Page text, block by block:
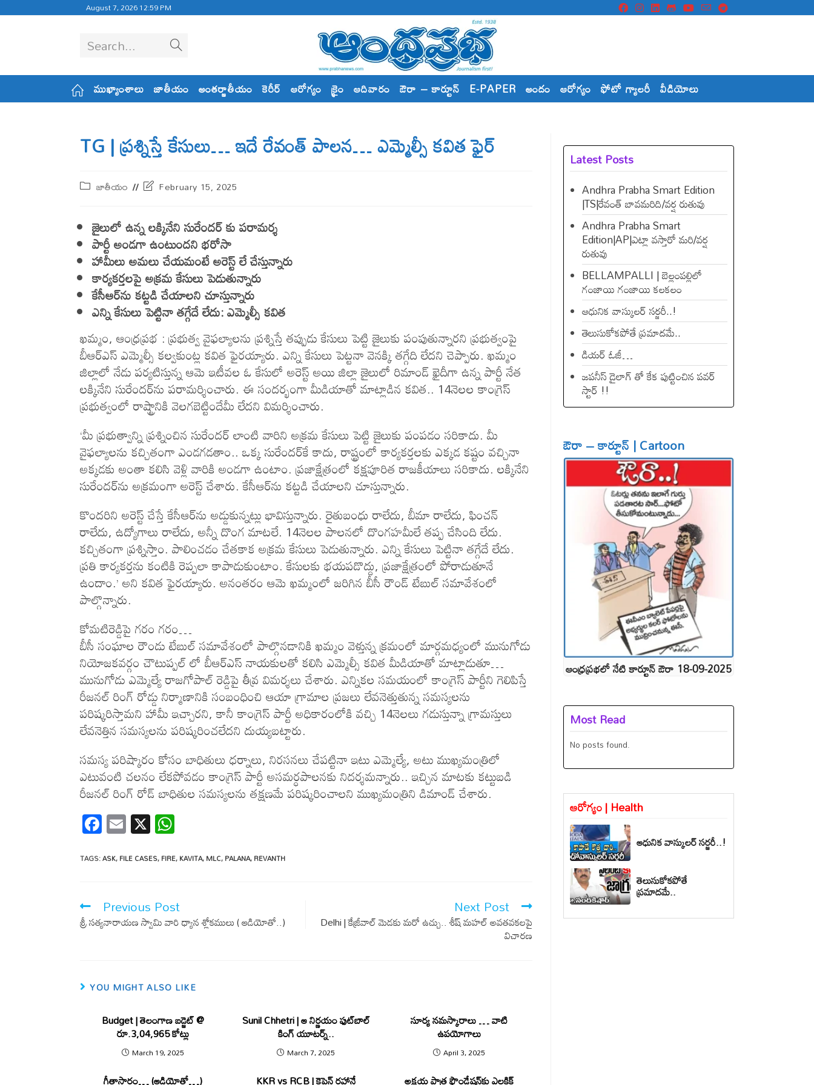
August 7, 2026 12:59 PM
Search...
ముఖ్యాంశాలు జాతీయం అంతర్జాతీయం కెరీర్ ఆరోగ్యం క్రైం ఆదివారం ఔరా – కార్టూన్ E-PAPER అందం ఆరోగ్యం ఫోటో గ్యాలరీ వీడియోలు
TG | ప్ర‌శ్నిస్తే కేసులు… ఇదే రేవంత్ పాల‌న… ఎమ్మెల్సీ క‌విత ఫైర్
జాతీయం February 15, 2025
జైలులో ఉన్న ల‌క్కినేని సురేంద‌ర్ కు ప‌రామ‌ర్శ
పార్టీ అండ‌గా ఉంటుంద‌ని భ‌రోసా
హామీలు అమ‌లు చేయ‌మంటే అరెస్ట్ లే చేస్తున్నారు
కార్యకర్తలపై అక్రమ కేసులు పెడుతున్నారు
కేసీఆర్‌ను కట్టడి చేయాలని చూస్తున్నారు
ఎన్ని కేసులు పెట్టినా తగ్గేదే లేదు: ఎమ్మెల్సీ కవిత
ఖ‌మ్మం, ఆంధ్ర‌ప్ర‌భ : ప్రభుత్వ వైఫల్యాలను ప్రశ్నిస్తే తప్పుడు కేసులు పెట్టి జైలుకు పంపుతున్నారని ప్రభుత్వంపై
బీఆర్ఎస్ ఎమ్మెల్సీ కల్వకుంట్ల క‌విత ఫైరయ్యారు. ఎన్ని కేసులు పెట్టనా వెనక్కి తగ్గేది లేదని చెప్పారు. ఖమ్మం
జిల్లాలో నేడు ప‌ర్య‌టిస్తున్న ఆమె ఇటీవల ఓ కేసులో అరెస్ట్ అయి జిల్లా జైలులో రిమాండ్ ఖైదీగా ఉన్న పార్టీ నేత
లక్కినేని సురేందర్‌ను పరామర్శించారు. ఈ సందర్భంగా మీడియాతో మాట్లాడిన కవిత.. 14నెలల కాంగ్రెస్
ప్రభుత్వంలో రాష్ట్రానికి వెలగబెట్టిందేమీ లేదని విమర్శించారు.
‘మీ ప్రభుత్వాన్ని ప్రశ్నించిన సురేందర్ లాంటి వారిని అక్రమ కేసులు పెట్టి జైలుకు పంపడం సరికాదు. మీ
వైఫల్యాలను కచ్చితంగా ఎండగడతాం.. ఒక్క సురేందర్‌కే కాదు, రాష్ట్రంలో కార్యకర్తలకు ఎక్కడ కష్టం వచ్చినా
అక్కడకు అంతా కలిసి వెళ్లి వారికి అండగా ఉంటాం. ప్రజాక్షేత్రంలో కక్షపూరిత రాజకీయాలు సరికాదు. లక్కినేని
సురేందర్‌ను అక్రమంగా అరెస్ట్ చేశారు. కేసీఆర్‌ను కట్టడి చేయాలని చూస్తున్నారు.
కొందరిని అరెస్ట్ చేస్తే కేసీఆర్‌ను అడ్డుకున్నట్లు భావిస్తున్నారు. రైతుబంధు రాలేదు, బీమా రాలేదు, ఫించన్
రాలేదు, ఉద్యోగాలు రాలేదు, అన్నీ దొంగ మాటలే. 14నెలల పాలనలో దొంగహమీలే తప్ప చేసింది లేదు.
క‌చ్చితంగా ప్రశ్నిస్తాం. పాలించడం చేతకాక అక్రమ కేసులు పెడుతున్నారు. ఎన్ని కేసులు పెట్టినా తగ్గేదే లేదు.
ప్రతి కార్యకర్తను కంటికి రెప్పలా కాపాడుకుంటాం. కేసులకు భయపడొద్దు, ప్రజాక్షేత్రంలో పోరాడుతూనే
ఉందాం.’ అని కవిత ఫైరయ్యారు. అనంత‌రం ఆమె ఖమ్మంలో జ‌రిగిన బీసీ రౌండ్ టేబుల్ స‌మావేశంలో
పాల్గొన్నారు.
కోమ‌టిరెడ్డిపై గ‌రం గ‌రం…
బీసీ సంఘాల రౌండు టేబుల్ సమావేశంలో పాల్గొనడానికి ఖమ్మం వెళ్తున్న క్రమంలో మార్గమధ్యంలో మునుగోడు
నియోజకవర్గం చౌటుప్పల్ లో బీఆర్ఎస్ నాయకులతో కలిసి ఎమ్మెల్సీ క‌విత మీడియాతో మాట్లాడుతూ…
మునుగోడు ఎమ్మెల్యే రాజగోపాల్ రెడ్డిపై తీవ్ర విమ‌ర్శ‌లు చేశారు. ఎన్నికల సమయంలో కాంగ్రెస్ పార్టీని గెలిపిస్తే
రీజనల్ రింగ్ రోడ్డు నిర్మాణానికి సంబంధించి ఆయా గ్రామాల ప్రజలు లేవనెత్తుతున్న సమస్యలను
పరిష్కరిస్తామని హామీ ఇచ్చారని, కానీ కాంగ్రెస్ పార్టీ అధికారంలోకి వచ్చి 14నెలలు గడుస్తున్నా గ్రామస్తులు
లేవనెత్తిన సమస్యలను పరిష్కరించలేద‌ని దుయ్య‌బ‌ట్టారు.
సమస్య పరిష్కారం కోసం బాధితులు ధర్నాలు, నిరసనలు చేపట్టినా ఇటు ఎమ్మెల్యే, అటు ముఖ్యమంత్రిలో
ఎటువంటి చ‌ల‌నం లేక‌పోవ‌డం కాంగ్రెస్ పార్టీ అస‌మ‌ర్ధ‌పాల‌న‌కు నిద‌ర్శ‌మ‌న్నారు.. ఇచ్చిన మాటకు కట్టుబడి
రీజనల్ రింగ్ రోడ్ బాధితుల సమస్యలను తక్షణమే పరిష్కరించాలని ముఖ్యమంత్రిని డిమాండ్ చేశారు.
F
ac
e
o
o
k
E
m
ail
X
at
A
p
p
TAGS:ASK,FILE CASES,FIRE,KAVITA,MLC,PALANA,REVANTH
Previous Post
శ్రీ సత్యనారాయణ స్వామి వారి ధ్యాన శ్లోకములు ( ఆడియోతో..)
Next Post
Delhi | కేజ్రీవాల్ మెడ‌కు మ‌రో ఉచ్చు.. శీష్ మహల్ అవ‌త‌వ‌క‌ల‌పై
విచార‌ణ‌
YOU MIGHT ALSO LIKE
Budget | తెలంగాణ బడ్జెట్ @
రూ.3,04,965 కోట్లు
March 19, 2025
Sunil Chhetri | ఆ నిర్ణ‌యం ఫుట్‌బాల్
కింగ్ యూటర్న్..
March 7, 2025
సూర్య నమస్కారాలు … వాటి
ఉపయోగాలు
April 3, 2025
గీతాసారం… (ఆడియోతో…) KKR vs RCB | కెప్టెన్ ర‌హానే అక్షయ పాత్ర ఫౌండేషన్‌కు ఎలక్ట్రిక్
Latest Posts
Andhra Prabha Smart Edition
|TS|రేవంత్​ బావమరిది/వర్ష రుతువు
Andhra Prabha Smart
Edition|AP|ఎట్లా వస్తారో మరి/వర్ష
రుతువు
BELLAMPALLI | బెల్లంపల్లిలో
గంజాయి గంజాయి కలకలం
ఆధునిక వాస్కులర్ సర్జరీ..!
తెలుసుకోకపోతే ప్రమాదమే..
డియ‌ర్ ఓజీ…
జపనీస్ డైలాగ్ తో కేక పుట్టించిన ప‌వ‌ర్
స్టార్ !!
ఔరా – కార్టూన్ | Cartoon
ఆంధ్రప్రభలో నేటి కార్టూన్ ఔరా 18-09-2025
Most Read
No posts found.
ఆరోగ్యం | Health
ఆధునిక వాస్కులర్ సర్జరీ..!
తెలుసుకోకపోతే
ప్రమాదమే..